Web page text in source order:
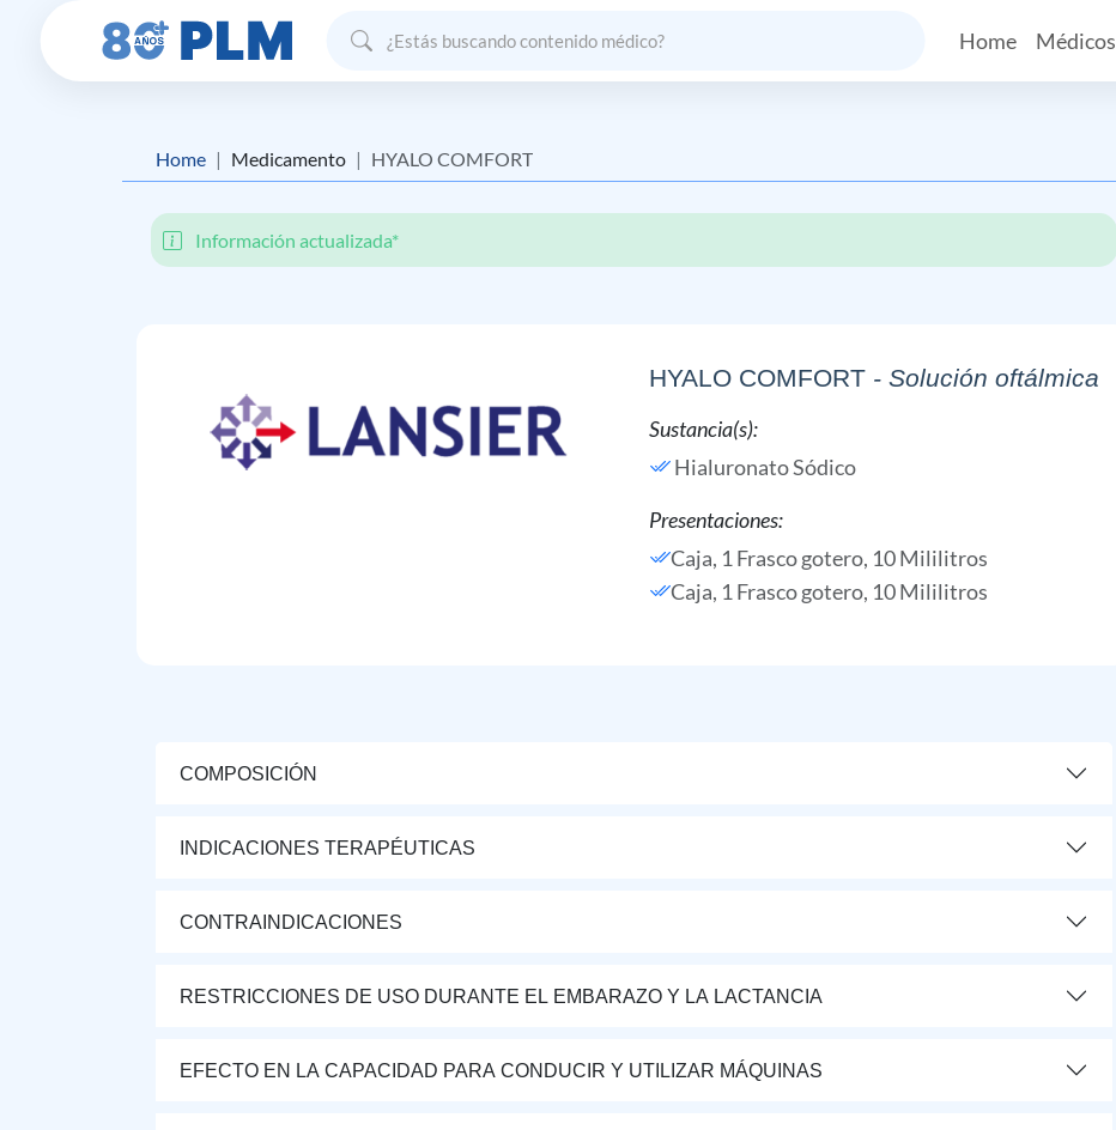
Home Médicos
Home Medicamento HYALO COMFORT
Información actualizada*
HYALO COMFORT - Solución oftálmica
Sustancia(s):
Hialuronato Sódico
Presentaciones:
Caja, 1 Frasco gotero, 10 Mililitros
Caja, 1 Frasco gotero, 10 Mililitros
COMPOSICIÓN
INDICACIONES TERAPÉUTICAS
CONTRAINDICACIONES
RESTRICCIONES DE USO DURANTE EL EMBARAZO Y LA LACTANCIA
EFECTO EN LA CAPACIDAD PARA CONDUCIR Y UTILIZAR MÁQUINAS